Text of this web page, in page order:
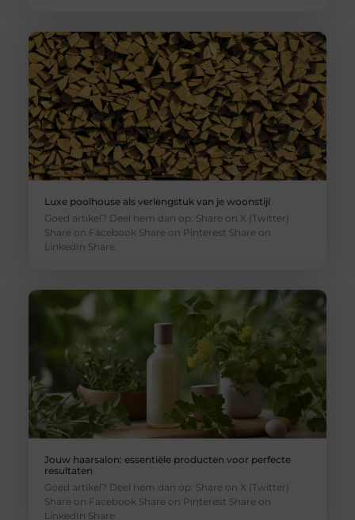
Luxe poolhouse als verlengstuk van je woonstijl
Goed artikel? Deel hem dan op: Share on X (Twitter)
Share on Facebook Share on Pinterest Share on
LinkedIn Share
Jouw haarsalon: essentiële producten voor perfecte
resultaten
Goed artikel? Deel hem dan op: Share on X (Twitter)
Share on Facebook Share on Pinterest Share on
LinkedIn Share